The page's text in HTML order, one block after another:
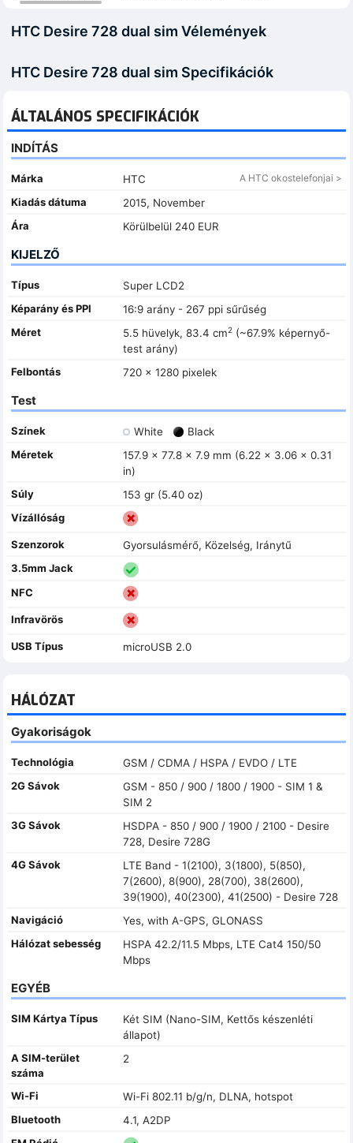
HTC Desire 728 dual sim Vélemények
HTC Desire 728 dual sim Specifikációk
ÁLTALÁNOS SPECIFIKÁCIÓK
INDÍTÁS
Márka HTC A HTC okostelefonjai >
Kiadás dátuma
2015, November
Ára
Körülbelül 240 EUR
KIJELZŐ
Típus
Super LCD2
Képarány és PPI
16:9 arány - 267 ppi sűrűség
Méret
5.5 hüvelyk, 83.4 cm2(~67.9% képernyő-
test arány)
Felbontás
720 x 1280 pixelek
Test
Színek White
Black
Méretek
157.9 x 77.8 x 7.9 mm (6.22 x 3.06 x 0.31
in)
Súly
153 gr (5.40 oz)
Vízállóság
Szenzorok
Gyorsulásmérő, Közelség, Iránytű
3.5mm Jack
NFC
Infravörös
USB Típus microUSB 2.0
HÁLÓZAT
Gyakoriságok
Technológia
GSM / CDMA / HSPA / EVDO / LTE
2G Sávok
GSM - 850 / 900 / 1800 / 1900 - SIM 1 &
SIM 2
3G Sávok
HSDPA - 850 / 900 / 1900 / 2100 - Desire
728, Desire 728G
4G Sávok
LTE Band - 1(2100), 3(1800), 5(850),
7(2600), 8(900), 28(700), 38(2600),
39(1900), 40(2300), 41(2500) - Desire 728
Navigáció
Yes, with A-GPS, GLONASS
Hálózat sebesség
HSPA 42.2/11.5 Mbps, LTE Cat4 150/50
Mbps
EGYÉB
SIM Kártya Típus
Két SIM (Nano-SIM, Kettős készenléti
állapot)
A SIM-terület
száma
2
Wi-Fi
Wi-Fi 802.11 b/g/n, DLNA, hotspot
Bluetooth
4.1, A2DP